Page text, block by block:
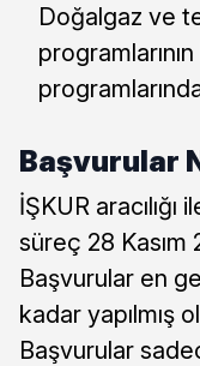
Doğalgaz ve
Başvurular
İŞKUR
süreç 28 Kasım
Başvurular en
kadar yapılmış
Başvurular